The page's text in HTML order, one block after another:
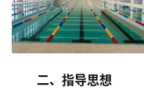
二、指导思想